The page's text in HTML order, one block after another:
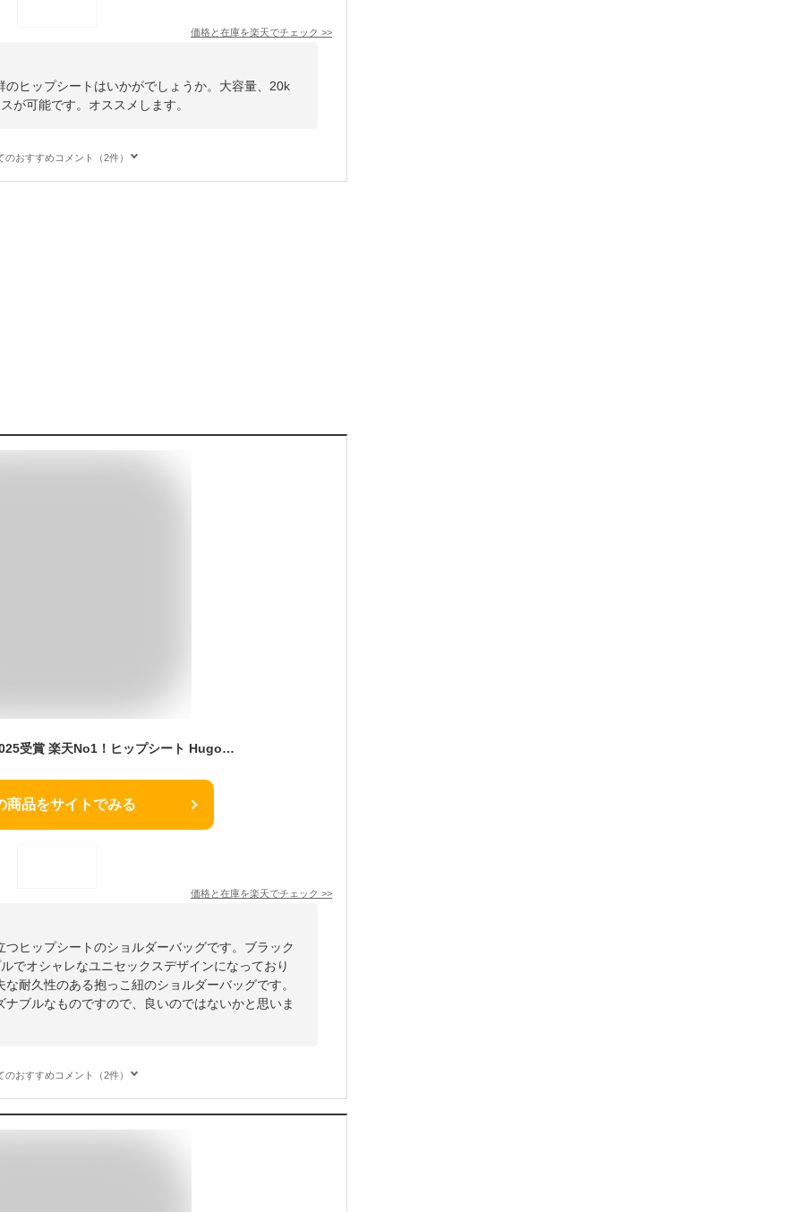
価格と在庫を楽天でチェック >>
ヒップシートはいかがでしょうか。大容量、20k
が可能です。オススメします。
のおすすめコメント（2件）
★ママリ口コミ大賞2025受賞 楽天No1！ヒップシート Hugoo！★【ハグー】【デザイン賞7冠】Hugoo ヒップシート 人気 抱っこ紐 人気 おしゃれ 抱っこ紐 スリング おすすめ ショルダーバッグ 出産祝い プレゼント セカンド抱っこ紐 大容量 hugoo
商品をサイトでみる
価格と在庫を楽天でチェック >>
ヒップシートのショルダーバッグです。ブラック
でオシャレなユニセックスデザインになっており
耐久性のある抱っこ紐のショルダーバッグです。
ブルなものですので、良いのではないかと思いま
のおすすめコメント（2件）